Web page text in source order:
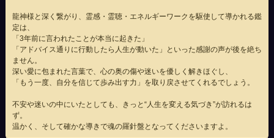
龍神様と深く繋がり、霊感・霊聴・エネルギーワークを駆使して導かれる鑑
定は、
「3年前に言われたことが本当に起きた」
「アドバイス通りに行動したら人生が動いた」といった感謝の声が後を絶ち
ません。
深い愛に包まれた言葉で、心の奥の傷や迷いを優しく解きほぐし、
「もう一度、自分を信じて歩み出す力」を取り戻させてくれるでしょう。
不安や迷いの中にいたとしても、きっと“人生を変える気づき”が訪れるは
ず。
温かく、そして確かな導きで魂の羅針盤となってくださいますよ。